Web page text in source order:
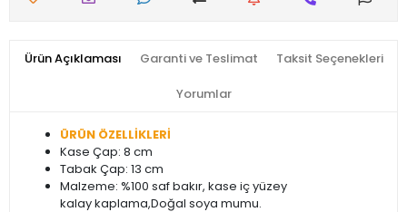
Ürün Açıklaması Garanti ve Teslimat Taksit Seçenekleri
Yorumlar
ÜRÜN ÖZELLİKLERİ
Kase Çap: 8 cm
Tabak Çap: 13 cm
Malzeme: %100 saf bakır, kase iç yüzey
kalay kaplama,Doğal soya mumu.